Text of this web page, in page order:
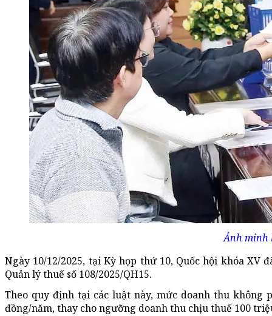
Ảnh minh
Ngày 10/12/2025, tại Kỳ họp thứ 10, Quốc hội khóa XV
Quản lý thuế số 108/2025/QH15.
Theo quy định tại các luật này, mức doanh thu không
đồng/năm, thay cho ngưỡng doanh thu chịu thuế 100